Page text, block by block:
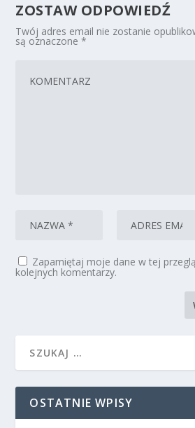
ZOSTAW ODPOWIEDŹ
Twój adres email nie zostanie
są oznaczone*
Zapamiętaj moje dane w tej
kolejnych komentarzy.
OSTATNIE WPISY